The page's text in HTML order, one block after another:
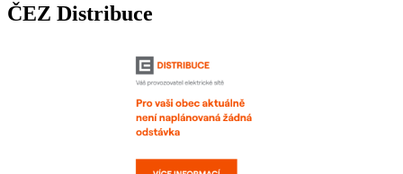
ČEZ Distribuce